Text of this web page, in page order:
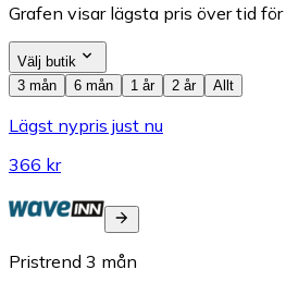
Grafen visar lägsta pris över tid
Välj butik
3 mån
6 mån 1 år 2 år Allt
Lägst nypris just nu
366 kr
Pristrend 3 mån